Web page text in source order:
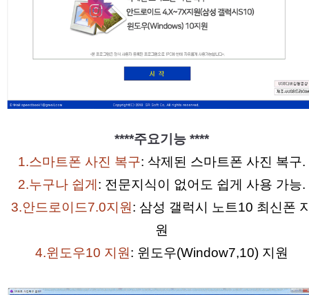
****주요기능 ****
1.스마트폰 사진 복구: 삭제된 스마트폰 사진 복구.
2.누구나 쉽게 : 전문지식이 없어도 쉽게 사용 가능.
3.안드로이드7.0지원: 삼성 갤럭시 노트10 최신폰
원
4.윈도우10 지원: 윈도우(Window7,10) 지원